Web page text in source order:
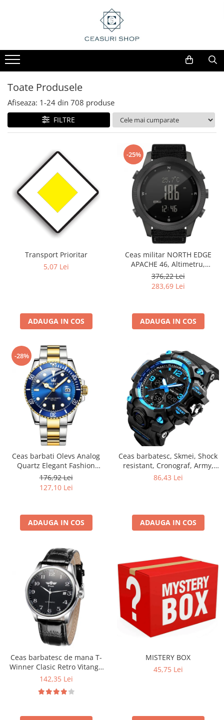
Toate Produsele
Afiseaza: 1-24 din 708 produse
FILTRE
Transport Prioritar
5,07 Lei
ADAUGA IN COS
-25%
Ceas militar NORTH EDGE
APACHE 46, Altimetru,
Barometru, Cronometru,
Termometru, Pedometru,
Busola
376,22 Lei
283,69 Lei
ADAUGA IN COS
-28%
Ceas barbati Olevs Analog
Quartz Elegant Fashion
Business Albastru Otel
176,92 Lei
127,10 Lei
ADAUGA IN COS
Ceas barbatesc, Skmei, Shock
resistant, Cronograf, Army,
Militar, Sport, Digital,
86,43 Lei
ADAUGA IN COS
Ceas barbatesc de mana T-
Winner Clasic Retro Vitange
Mecanic Automatic Fashion
142,35 Lei
MISTERY BOX
45,75 Lei